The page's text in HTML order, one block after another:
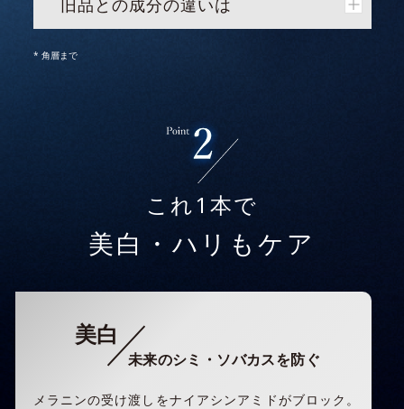
旧品との成分の違いは
* 角層まで
これ1本で
美白・ハリもケア
美白
未来のシミ・ソバカスを防ぐ
メラニンの受け渡しをナイアシンアミドがブロック。